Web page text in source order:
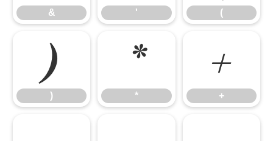
& ' (
)
)
*
*
+
+